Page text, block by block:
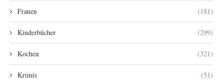
Frauen (181)
Kinderbücher (299)
Kochen (321)
Krimis (51)